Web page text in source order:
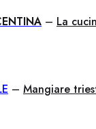
– La
– Mangiare